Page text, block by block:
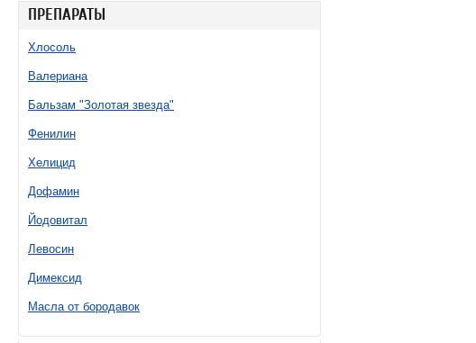
ПРЕПАРАТЫ
Хлосоль
Валериана
Бальзам "Золотая звезда"
Фенилин
Хелицид
Дофамин
Йодовитал
Левосин
Димексид
Масла от бородавок